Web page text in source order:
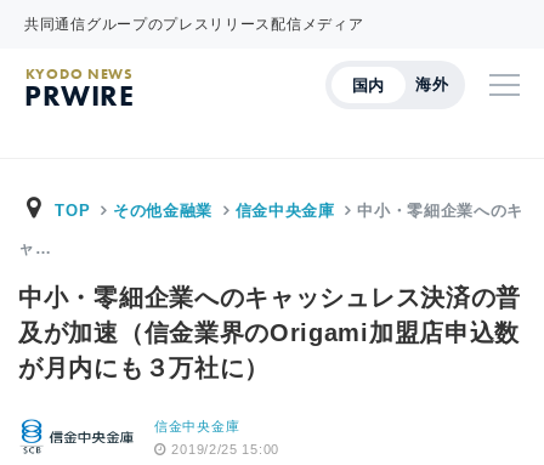
共同通信グループのプレスリリース配信メディア
国内 海外
KYODO NEWS
PRWIRE
TOP その他金融業 信金中央金庫 中小・零細企業へのキ
ャ…
中小・零細企業へのキャッシュレス決済の普
及が加速（信金業界のOrigami加盟店申込数
が月内にも３万社に）
信金中央金庫
2019/2/25 15:00